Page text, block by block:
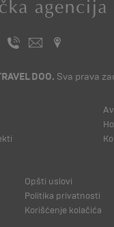
DOO. Sva prava
Opšti uslovi
Politika privatnosti
Korišćenje kolačića